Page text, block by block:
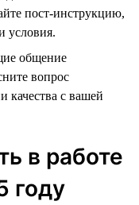
пост-инструкцию,
условия.
общение
вопрос
качества с вашей
в работе
году